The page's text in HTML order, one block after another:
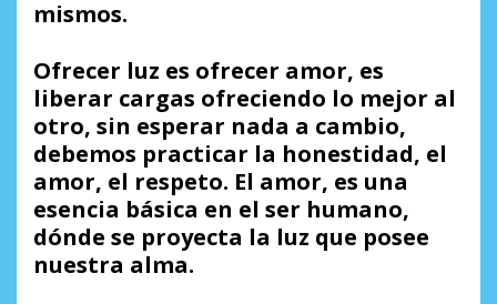
mismos.
Ofrecer luz es ofrecer amor, es
liberar cargas ofreciendo lo mejor al
otro, sin esperar nada a cambio,
debemos practicar la honestidad, el
amor, el respeto. El amor, es una
esencia básica en el ser humano,
dónde se proyecta la luz que posee
nuestra alma.